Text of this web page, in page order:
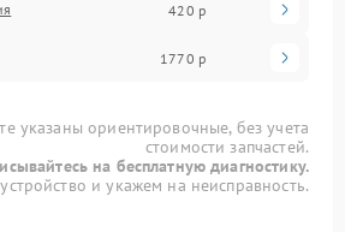
420 р
1770 р
указаны ориентировочные, без учета
стоимости запчастей.
на бесплатную диагностику.
и укажем на неисправность.